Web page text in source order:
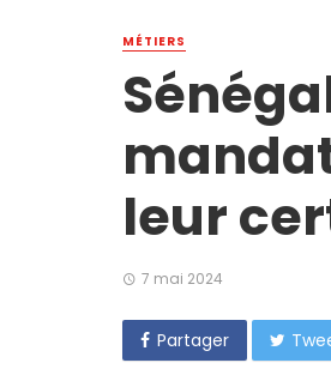
MÉTIERS
leur
7 mai 2024
Partager